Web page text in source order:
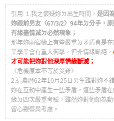
引用: 1.我之懷疑妳ㄉ出生時間， 是因
妳跟前男友〈67/3/2〉94年ㄉ分手，
有緣盡情滅ㄉ必然現象；
那年妳兩宿緣上有些嚴重ㄉ矛盾會是
業學業會有重大衝擊，但非情緣斷絕，
才可能把妳對他深厚情緣斷滅；
〈危機原本不等於災難〉
2.這農曆62年10月25日男生雖對妳不
妳在互動中產生一些矛盾，這些矛盾
緣ㄉ四次嚴重考驗，雖然妳對他頗為
留心觀察與考慮。